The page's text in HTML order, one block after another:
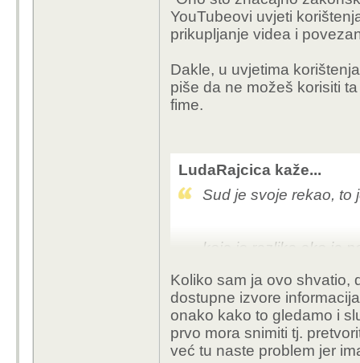
Onaj tko želi
podatke za to)
bi došao do tih
YouTubeovi uvjeti
prikupljanje videa i
Dakle, u uvjetima
piše da ne možeš korisiti
fime.
LudaRajcica kaže...
Sud je svoje rekao, to
koja je razlika ako ja
ako je dostupno,
ako je to moj
ako je moj kompjutor
djaba tebi tvoja
Koliko sam ja ovo shvatio,
dostupne izvore
onako kako to gledamo i
prvo mora snimiti tj.
već tu naste problem jer